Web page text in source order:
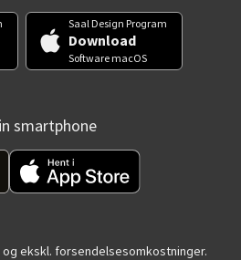
Saal Design Program
Download
Software macOS
smartphone
og ekskl. forsendelsesomkostninger.